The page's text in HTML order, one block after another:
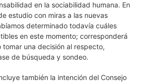
en la sociabilidad humana. En
estudio con miras a las nuevas
determinado todavía cuáles
en este momento; corresponderá
tomar una decisión al respecto,
de búsqueda y sondeo.
también la intención del Consejo